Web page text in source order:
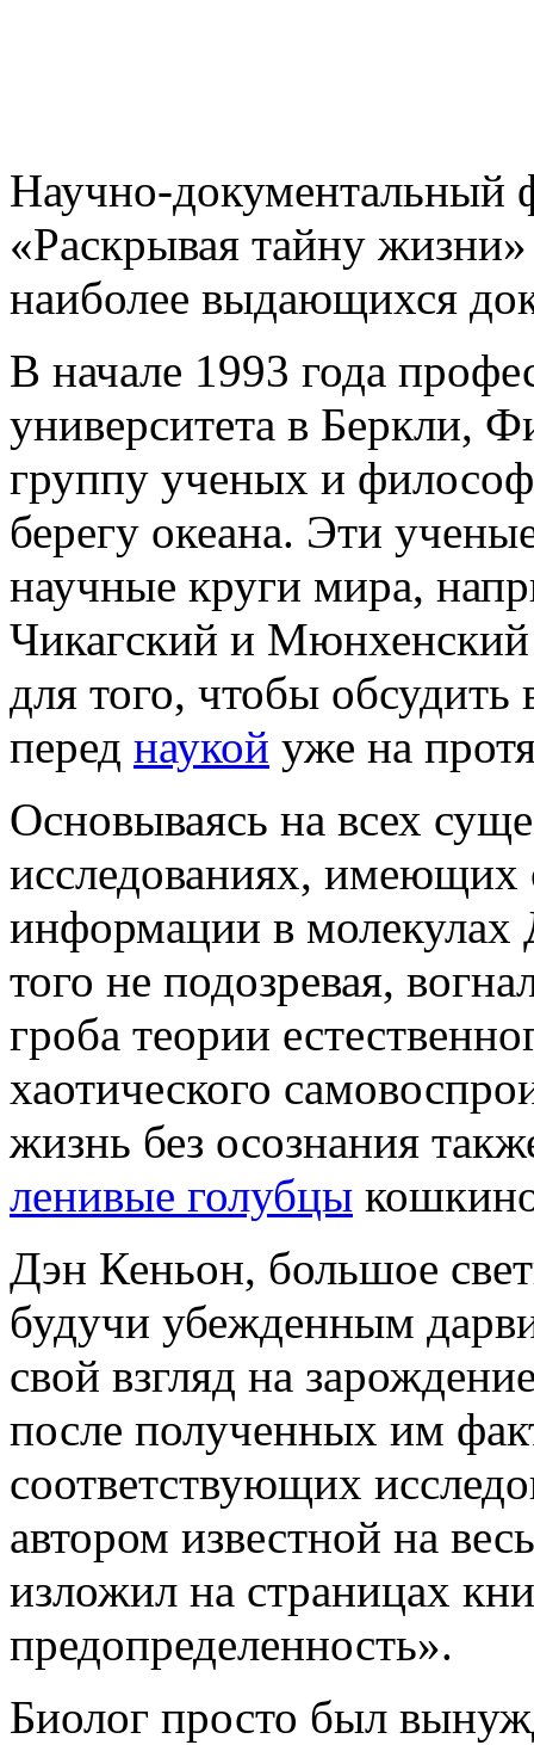
Научно-документальный
«Раскрывая тайну
наиболее выдающихся
В начале 1993 года
университета в Беркли,
группу ученых и
берегу океана. Эти
научные круги мира,
Чикагский и
для того, чтобы
перед наукой уже на
Основываясь на всех
исследованиях, имеющих
информации в
того не подозревая,
гроба теории
хаотического
жизнь без осознания
ленивые голубцы
Дэн Кеньон, большое
будучи убежденным
свой взгляд на
после полученных им
соответствующих
автором известной на
изложил на страницах
предопределенность».
Биолог просто был